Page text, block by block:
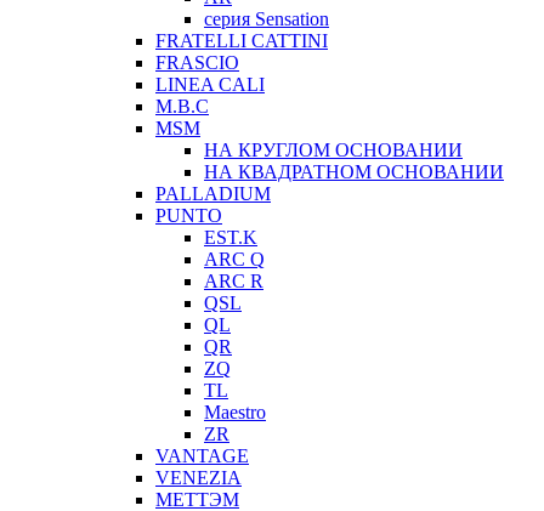
серия Sensation
FRATELLI CATTINI
FRASCIO
LINEA CALI
M.B.C
MSM
НА КРУГЛОМ ОСНОВАНИИ
НА КВАДРАТНОМ ОСНОВАНИИ
PALLADIUM
PUNTO
EST.K
ARC Q
ARC R
QSL
QL
QR
ZQ
TL
Maestro
ZR
VANTAGE
VENEZIA
МЕТТЭМ